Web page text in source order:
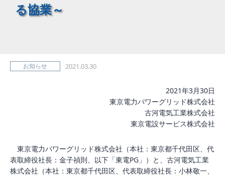
る協業～
お知らせ 2021.03.30
2021年3月30日
東京電力パワーグリッド株式会社
古河電気工業株式会社
東京電設サービス株式会社
東京電力パワーグリッド株式会社（本社：東京都千代田区、代
表取締役社長：金子禎則、以下「東電PG 」）と、古河電気工業
株式会社（本社：東京都千代田区、代表取締役社長：小林敬一、